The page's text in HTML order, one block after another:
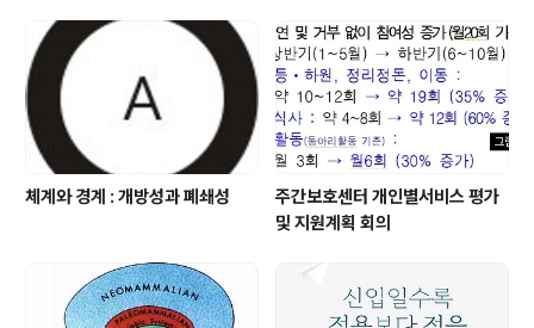
체계와 경계 : 개방성과 폐쇄성
주간보호센터 개인별서비스 평가
및 지원계획 회의